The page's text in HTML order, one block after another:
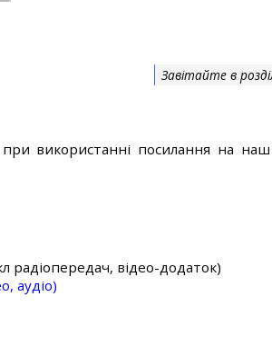
Завітайте в
використанні посилання на наш
радіопередач, відео-додаток)
аудіо)